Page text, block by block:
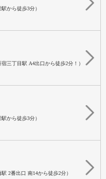
駅から徒歩3分）
宿三丁目駅 A4出口から徒歩2分！）
駅から徒歩3分）
駅 2番出口 南14から徒歩2分）